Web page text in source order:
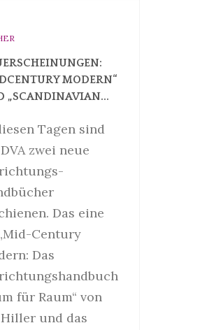
MODERN“
„SCANDINAVIAN...
Tagen sind
zwei neue
Das eine
Century
Das
für Raum“ von
und das